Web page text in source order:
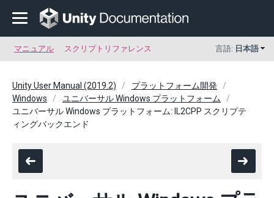
マニュアル スクリプトリファレンス 言語: 日本語
Unity User Manual (2019.2)
プラットフォーム開発
Windows
ユニバーサル Windows プラットフォーム
ユニバーサル Windows プラットフォーム: IL2CPP スクリプテ
ィングバックエンド